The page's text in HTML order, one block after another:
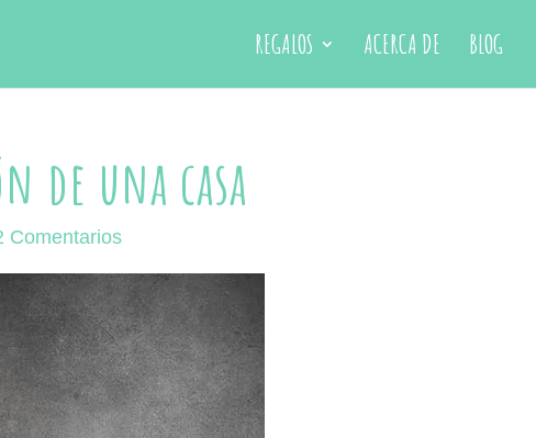
REGALOS ACERCA DE BLOG
de una casa
Comentarios